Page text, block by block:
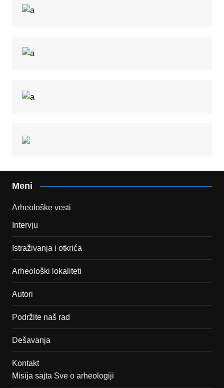
Meni
Arheološke vesti
Intervju
Istraživanja i otkrića
Arheološki lokaliteti
Autori
Podržite naš rad
Dešavanja
Kontakt
Misija sajta Sve o arheologiji